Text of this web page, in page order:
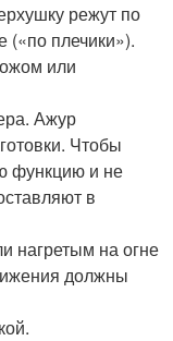
режут по
(«по плечики»).
или
Ажур
Чтобы
функцию и не
в
нагретым на огне
должны